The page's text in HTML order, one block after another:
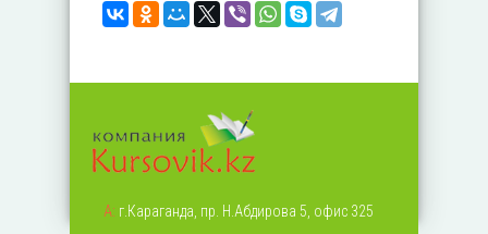
А: г.Караганда, пр. Н.Абдирова 5, офис 325